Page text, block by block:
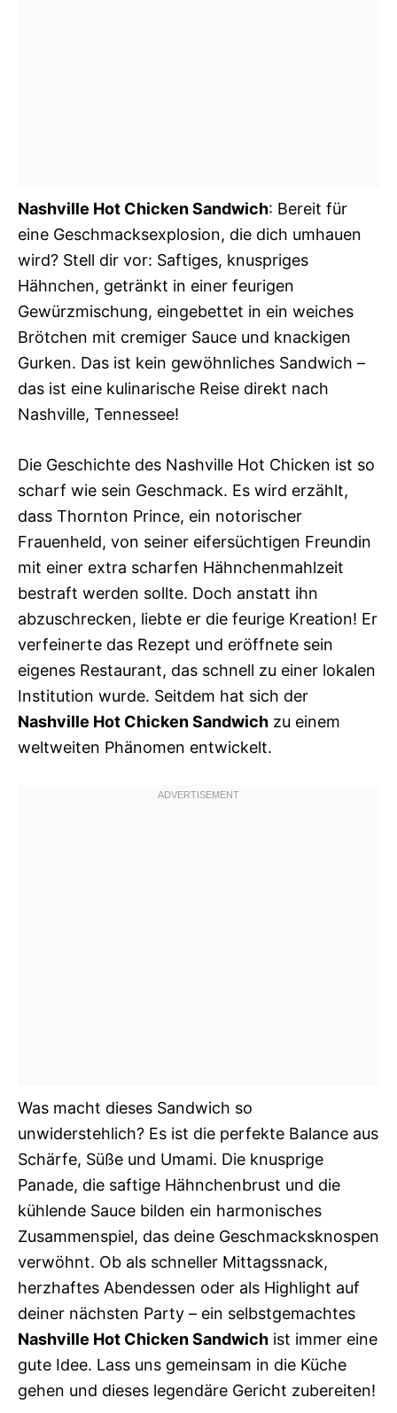
Nashville Hot Chicken Sandwich: Bereit für
eine Geschmacksexplosion, die dich umhauen
wird? Stell dir vor: Saftiges, knuspriges
Hähnchen, getränkt in einer feurigen
Gewürzmischung, eingebettet in ein weiches
Brötchen mit cremiger Sauce und knackigen
Gurken. Das ist kein gewöhnliches Sandwich –
das ist eine kulinarische Reise direkt nach
Nashville, Tennessee!
Die Geschichte des Nashville Hot Chicken ist so
scharf wie sein Geschmack. Es wird erzählt,
dass Thornton Prince, ein notorischer
Frauenheld, von seiner eifersüchtigen Freundin
mit einer extra scharfen Hähnchenmahlzeit
bestraft werden sollte. Doch anstatt ihn
abzuschrecken, liebte er die feurige Kreation! Er
verfeinerte das Rezept und eröffnete sein
eigenes Restaurant, das schnell zu einer lokalen
Institution wurde. Seitdem hat sich der
Nashville Hot Chicken Sandwich zu einem
weltweiten Phänomen entwickelt.
Was macht dieses Sandwich so
unwiderstehlich? Es ist die perfekte Balance aus
Schärfe, Süße und Umami. Die knusprige
Panade, die saftige Hähnchenbrust und die
kühlende Sauce bilden ein harmonisches
Zusammenspiel, das deine Geschmacksknospen
verwöhnt. Ob als schneller Mittagssnack,
herzhaftes Abendessen oder als Highlight auf
deiner nächsten Party – ein selbstgemachtes
Nashville Hot Chicken Sandwich ist immer eine
gute Idee. Lass uns gemeinsam in die Küche
gehen und dieses legendäre Gericht zubereiten!